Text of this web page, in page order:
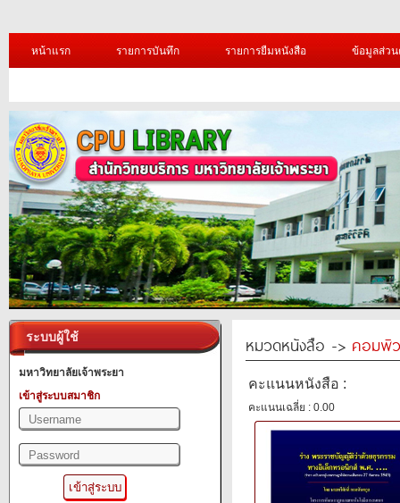
หน้าแรก รายการบันทึก รายการยืมหนังสือ ข้อมูลส่ว
ระบบผู้ใช้
มหาวิทยาลัยเจ้าพระยา
เข้าสู่ระบบสมาชิก
หมวดหนังสือ -> คอมพิ
คะแนนหนังสือ :
คะแนนเฉลี่ย : 0.00